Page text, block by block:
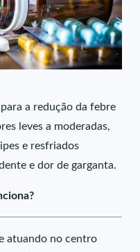
a redução da febre
leves a moderadas,
e resfriados
e dor de garganta.
atuando no centro